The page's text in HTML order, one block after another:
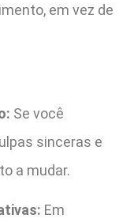
em vez de
Se você
sinceras e
a mudar.
Em